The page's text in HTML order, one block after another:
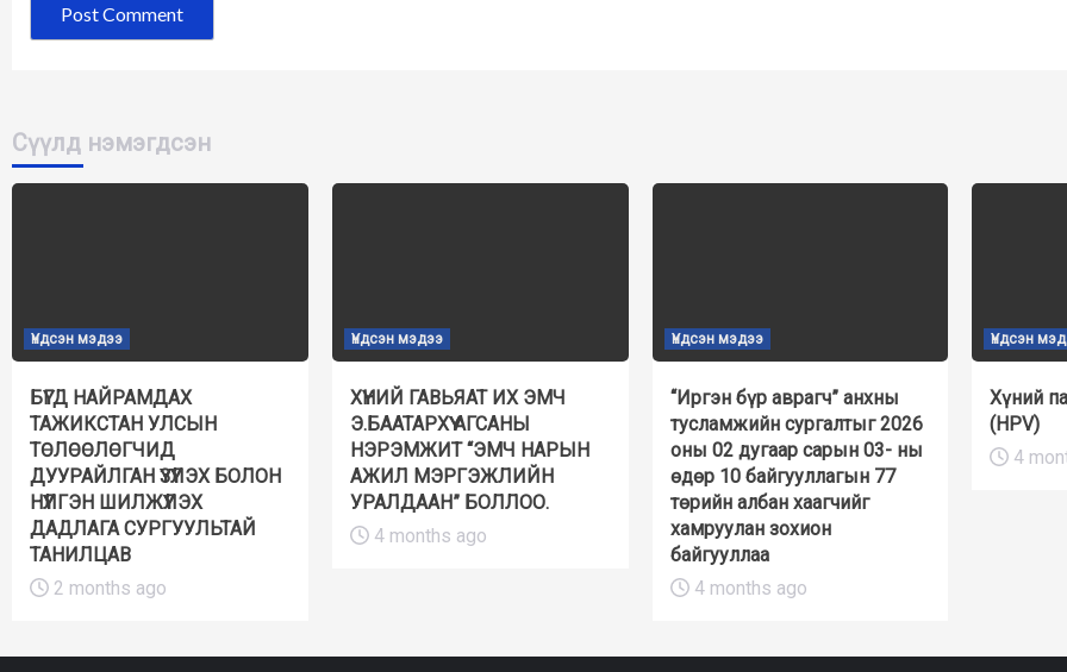
Сүүлд нэмэгдсэн
Үндсэн мэдээ
БҮГД НАЙРАМДАХ
ТАЖИКСТАН УЛСЫН
ТӨЛӨӨЛӨГЧИД
ДУУРАЙЛГАН ҮЗҮҮЛЭХ БОЛОН
НҮҮЛГЭН ШИЛЖҮҮЛЭХ
ДАДЛАГА СУРГУУЛЬТАЙ
ТАНИЛЦАВ
2 months ago
Үндсэн мэдээ
ХҮНИЙ ГАВЬЯАТ ИХ ЭМЧ
Э.БААТАРХҮҮ АГСАНЫ
НЭРЭМЖИТ “ЭМЧ НАРЫН
АЖИЛ МЭРГЭЖЛИЙН
УРАЛДААН” БОЛЛОО.
4 months ago
Үндсэн мэдээ
“Иргэн бүр аврагч” анхны
тусламжийн сургалтыг 2026
оны 02 дугаар сарын 03- ны
өдөр 10 байгууллагын 77
төрийн албан хаагчийг
хамруулан зохион
байгууллаа
4 months ago
Үндсэн
Хүний
(HPV)
4